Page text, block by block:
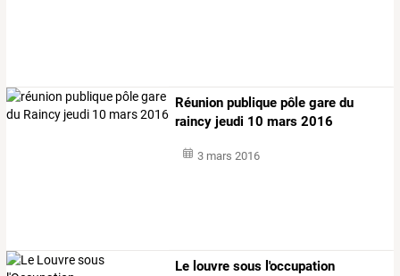
Réunion publique pôle gare du
raincy jeudi 10 mars 2016
3 mars 2016
Le louvre sous l'occupation